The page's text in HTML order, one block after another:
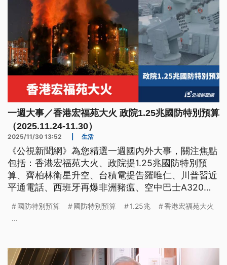
一週大事／香港宏福苑大火 政院1.25兆國防特別預算
（2025.11.24-11.30）
2025/11/30 13:52 生活
《公視新聞網》為您精選一週國內外大事，關注焦點
包括：香港宏福苑大火、政院提1.25兆國防特別預
算、齊柏林衛星升空、台積電提告羅唯仁、川普習近
平通電話、西班牙再爆非洲豬瘟、空中巴士A320緊
國防特別預算 國防特別預算 1.25兆
香港宏福苑大火
...